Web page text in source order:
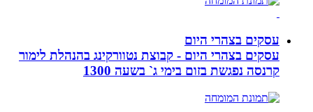
עסקים בצהרי היום
עסקים בצהרי היום - קבוצת נטוורקינג בהנהלת לימור
קרנסה נפגשת בזום בימי ג` בשעה 1300